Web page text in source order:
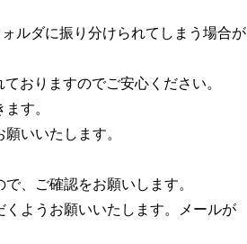
ルダに振り分けられてしまう場合が
おりますのでご安心ください。
す。
いいたします。
、ご確認をお願いします。
ようお願いいたします。メールが